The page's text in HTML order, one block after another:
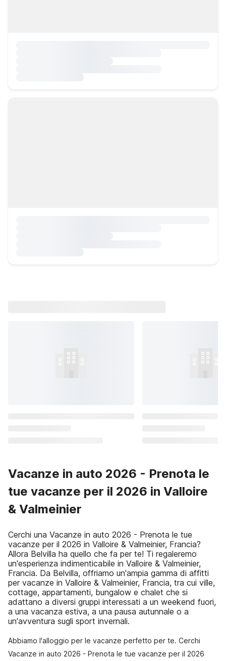
Vacanze in auto 2026 - Prenota le
tue vacanze per il 2026 in Valloire
& Valmeinier
Cerchi una Vacanze in auto 2026 - Prenota le tue
vacanze per il 2026 in Valloire & Valmeinier, Francia?
Allora Belvilla ha quello che fa per te! Ti regaleremo
un'esperienza indimenticabile in Valloire & Valmeinier,
Francia. Da Belvilla, offriamo un'ampia gamma di affitti
per vacanze in Valloire & Valmeinier, Francia, tra cui ville,
cottage, appartamenti, bungalow e chalet che si
adattano a diversi gruppi interessati a un weekend fuori,
a una vacanza estiva, a una pausa autunnale o a
un'avventura sugli sport invernali.
Abbiamo l'alloggio per le vacanze perfetto per te. Cerchi
Vacanze in auto 2026 - Prenota le tue vacanze per il 2026